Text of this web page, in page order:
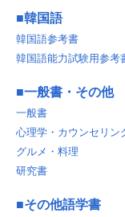
■韓国語
韓国語参考書
韓国語能力試験用参考
■一般書・その他
一般書
心理学・カウンセリン
グルメ・料理
研究書
■その他語学書